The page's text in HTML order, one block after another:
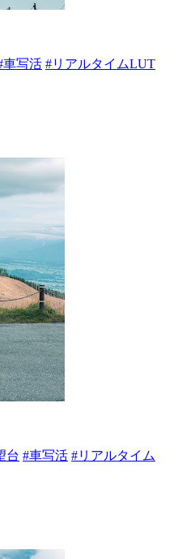
車写活 #リアルタイムLUT
台 #車写活 #リアルタイム